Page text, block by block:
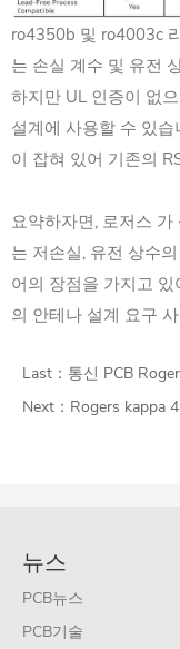
ro4350b 및 ro4003c
는 손실 계수 및 유전
하지만 UL 인증이 없
설계에 사용할 수 있
이 잡혀 있어 기존의
요약하자면, 로저스
는 저손실, 유전 상수
어의 장점을 가지고
의 안테나 설계 요구
Last： 통신 PCB
Next： Rogers kappa
뉴스
PCB뉴스
PCB기술